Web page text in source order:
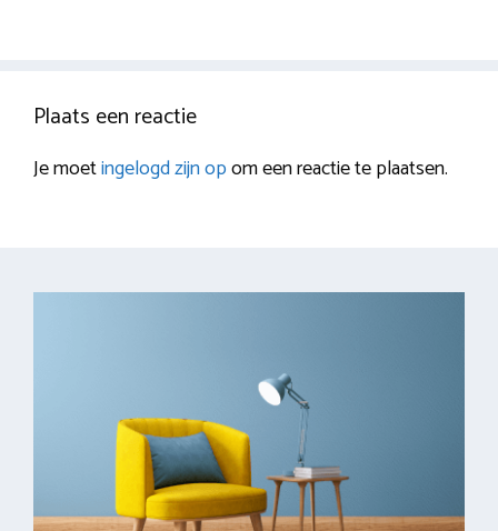
Plaats een reactie
Je moetingelogd zijn opom een reactie te plaatsen.